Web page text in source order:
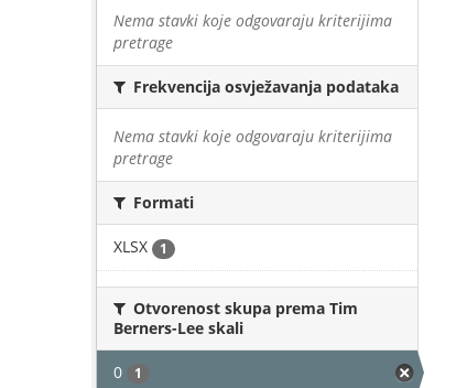
Nema stavki koje odgovaraju kriterijima
pretrage
Frekvencija osvježavanja podataka
Nema stavki koje odgovaraju kriterijima
pretrage
Formati
XLSX 1
Otvorenost skupa prema Tim
Berners-Lee skali
0 1